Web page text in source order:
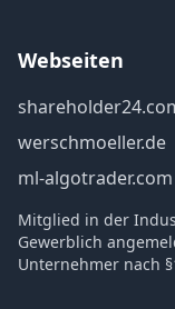
Webseiten
werschmoeller.de
ml-algotrader.com
Mitglied in der
Gewerblich
Unternehmer nach